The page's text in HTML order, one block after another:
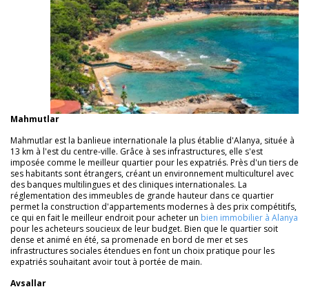
Mahmutlar
Mahmutlar est la banlieue internationale la plus établie d'Alanya, située à
13 km à l'est du centre-ville. Grâce à ses infrastructures, elle s'est
imposée comme le meilleur quartier pour les expatriés. Près d'un tiers de
ses habitants sont étrangers, créant un environnement multiculturel avec
des banques multilingues et des cliniques internationales. La
réglementation des immeubles de grande hauteur dans ce quartier
permet la construction d'appartements modernes à des prix compétitifs,
ce qui en fait le meilleur endroit pour acheter un bien immobilier à Alanya
pour les acheteurs soucieux de leur budget. Bien que le quartier soit
dense et animé en été, sa promenade en bord de mer et ses
infrastructures sociales étendues en font un choix pratique pour les
expatriés souhaitant avoir tout à portée de main.
Avsallar